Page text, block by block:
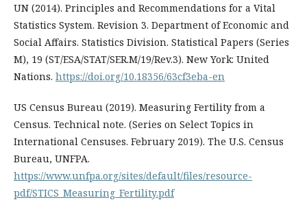
UN (2014). Principles and Recommendations for a Vital
Statistics System. Revision 3. Department of Economic and
Social Affairs. Statistics Division. Statistical Papers (Series
M), 19 (ST/ESA/STAT/SER.M/19/Rev.3). New York: United
Nations. https://doi.org/10.18356/63cf3eba-en
US Census Bureau (2019). Measuring Fertility from a
Census. Technical note. (Series on Select Topics in
International Censuses. February 2019). The U.S. Census
Bureau, UNFPA.
https://www.unfpa.org/sites/default/files/resource-
pdf/STICS_Measuring_Fertility.pdf